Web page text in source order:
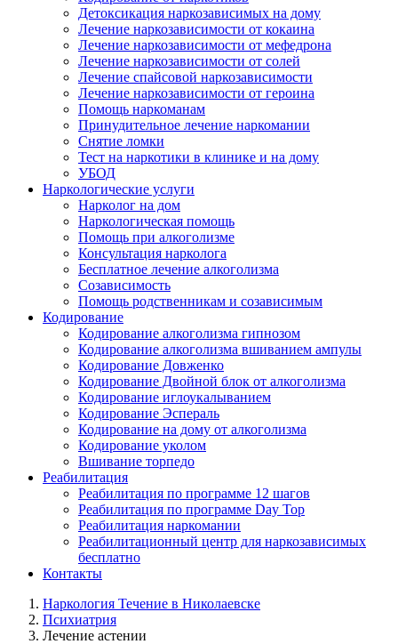
Детоксикация наркозависимых на дому
Лечение наркозависимости от кокаина
Лечение наркозависимости от мефедрона
Лечение наркозависимости от солей
Лечение спайсовой наркозависимости
Лечение наркозависимости от героина
Помощь наркоманам
Принудительное лечение наркомании
Снятие ломки
Тест на наркотики в клинике и на дому
УБОД
Наркологические услуги
Нарколог на дом
Наркологическая помощь
Помощь при алкоголизме
Консультация нарколога
Бесплатное лечение алкоголизма
Созависимость
Помощь родственникам и созависимым
Кодирование
Кодирование алкоголизма гипнозом
Кодирование алкоголизма вшиванием ампулы
Кодирование Довженко
Кодирование Двойной блок от алкоголизма
Кодирование иглоукалыванием
Кодирование Эспераль
Кодирование на дому от алкоголизма
Кодирование уколом
Вшивание торпедо
Реабилитация
Реабилитация по программе 12 шагов
Реабилитация по программе Day Top
Реабилитация наркомании
Реабилитационный центр для наркозависимых
бесплатно
Контакты
Наркология Течение в Николаевске
Психиатрия
Лечение астении